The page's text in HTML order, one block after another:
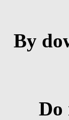
By
Do